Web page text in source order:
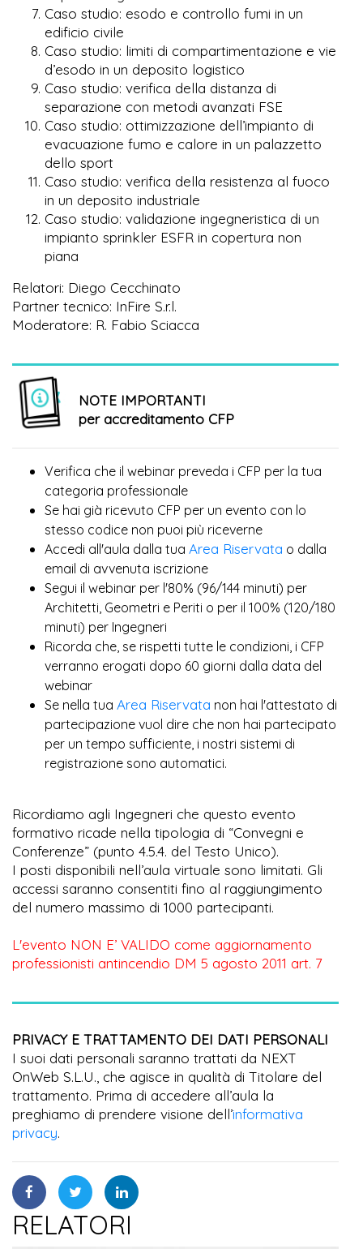
Caso studio: esodo e controllo fumi in un
edificio civile
Caso studio: limiti di compartimentazione e vie
d’esodo in un deposito logistico
Caso studio: verifica della distanza di
separazione con metodi avanzati FSE
Caso studio: ottimizzazione dell’impianto di
evacuazione fumo e calore in un palazzetto
dello sport
Caso studio: verifica della resistenza al fuoco
in un deposito industriale
Caso studio: validazione ingegneristica di un
impianto sprinkler ESFR in copertura non
piana
Relatori: Diego Cecchinato
Partner tecnico: InFire S.r.l.
Moderatore: R. Fabio Sciacca
NOTE IMPORTANTI
per accreditamento CFP
Verifica che il webinar preveda i CFP per la tua
categoria professionale
Se hai già ricevuto CFP per un evento con lo
stesso codice non puoi più riceverne
Accedi all'aula dalla tua Area Riservata o dalla
email di avvenuta iscrizione
Segui il webinar per l'80% (96/144 minuti) per
Architetti, Geometri e Periti o per il 100% (120/180
minuti) per Ingegneri
Ricorda che, se rispetti tutte le condizioni, i CFP
verranno erogati dopo 60 giorni dalla data del
webinar
Se nella tua Area Riservata non hai l'attestato di
partecipazione vuol dire che non hai partecipato
per un tempo sufficiente, i nostri sistemi di
registrazione sono automatici.
Ricordiamo agli Ingegneri che questo evento
formativo ricade nella tipologia di “Convegni e
Conferenze” (punto 4.5.4. del Testo Unico).
I posti disponibili nell’aula virtuale sono limitati. Gli
accessi saranno consentiti fino al raggiungimento
del numero massimo di 1000 partecipanti.
L'evento NON E’ VALIDO come aggiornamento
professionisti antincendio DM 5 agosto 2011 art. 7
PRIVACY E TRATTAMENTO DEI DATI PERSONALI
I suoi dati personali saranno trattati da NEXT
OnWeb S.L.U., che agisce in qualità di Titolare del
trattamento. Prima di accedere all’aula la
preghiamo di prendere visione dell’informativa
privacy.
RELATORI